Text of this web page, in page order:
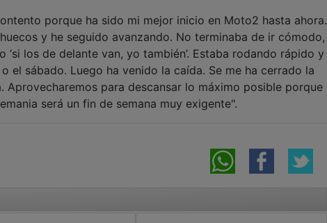
porque ha sido mi mejor inicio en Moto2 hasta ahora.
y he seguido avanzando. No terminaba de ir cómodo,
‘si los de delante van, yo también’. Estaba rodando rápido y
el sábado. Luego ha venido la caída. Se me ha cerrado la
para descansar lo máximo posible porque
será un fin de semana muy exigente".